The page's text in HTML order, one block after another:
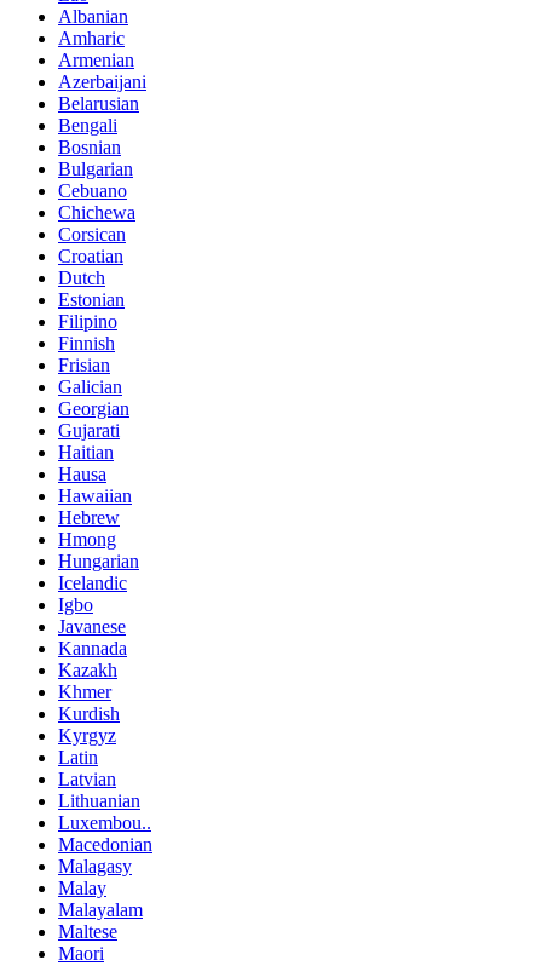
Albanian
Amharic
Armenian
Azerbaijani
Belarusian
Bengali
Bosnian
Bulgarian
Cebuano
Chichewa
Corsican
Croatian
Dutch
Estonian
Filipino
Finnish
Frisian
Galician
Georgian
Gujarati
Haitian
Hausa
Hawaiian
Hebrew
Hmong
Hungarian
Icelandic
Igbo
Javanese
Kannada
Kazakh
Khmer
Kurdish
Kyrgyz
Latin
Latvian
Lithuanian
Luxembou..
Macedonian
Malagasy
Malay
Malayalam
Maltese
Maori